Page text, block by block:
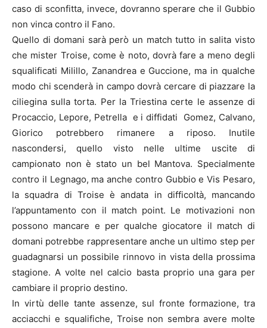
caso di sconfitta, invece, dovranno sperare che il Gubbio
non vinca contro il Fano.
Quello di domani sarà però un match tutto in salita visto
che mister Troise, come è noto, dovrà fare a meno degli
squalificati Milillo, Zanandrea e Guccione, ma in qualche
modo chi scenderà in campo dovrà cercare di piazzare la
ciliegina sulla torta. Per la Triestina certe le assenze di
Procaccio, Lepore, Petrella e i diffidati Gomez, Calvano,
Giorico potrebbero rimanere a riposo. Inutile
nascondersi, quello visto nelle ultime uscite di
campionato non è stato un bel Mantova. Specialmente
contro il Legnago, ma anche contro Gubbio e Vis Pesaro,
la squadra di Troise è andata in difficoltà, mancando
l’appuntamento con il match point. Le motivazioni non
possono mancare e per qualche giocatore il match di
domani potrebbe rappresentare anche un ultimo step per
guadagnarsi un possibile rinnovo in vista della prossima
stagione. A volte nel calcio basta proprio una gara per
cambiare il proprio destino.
In virtù delle tante assenze, sul fronte formazione, tra
acciacchi e squalifiche, Troise non sembra avere molte